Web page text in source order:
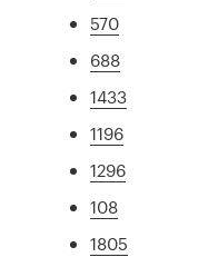
570
688
1433
1196
1296
108
1805